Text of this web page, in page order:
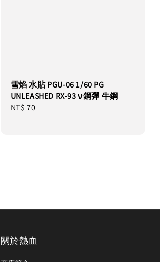
雪焰 水貼 PGU-06 1/60 PG
UNLEASHED RX-93 ν鋼彈 牛鋼
Regular
NT$ 70
關於熱血